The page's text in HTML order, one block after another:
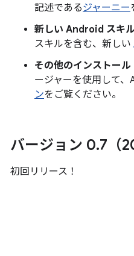
記述であるジャーニー
新しい Android スキル
スキルを含む、新しい
その他のインストール
ージャーを使用して、
ンをご覧ください。
バージョン 0.7（
初回リリース！